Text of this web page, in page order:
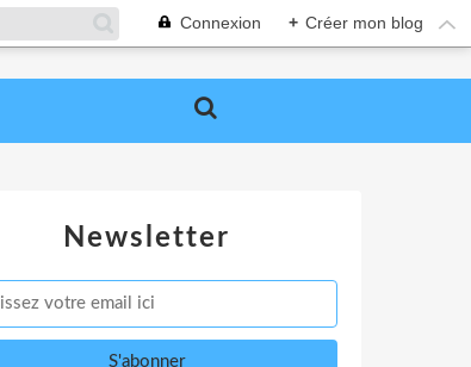
Connexion + Créer mon blog
Newsletter